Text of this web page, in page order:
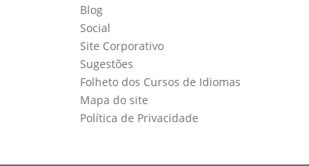
Blog
Social
Site Corporativo
Sugestões
Folheto dos Cursos de Idiomas
Mapa do site
Política de Privacidade